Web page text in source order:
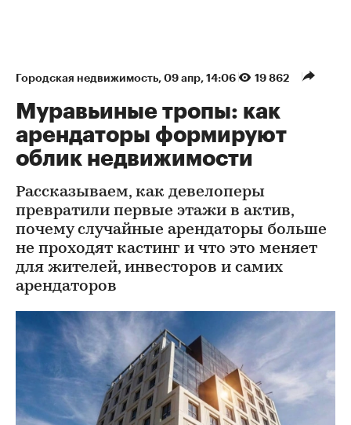
Городская недвижимость 09 апр, 14:06 19 862
Муравьиные тропы: как
арендаторы формируют
облик недвижимости
Рассказываем, как девелоперы
превратили первые этажи в актив,
почему случайные арендаторы больше
не проходят кастинг и что это меняет
для жителей, инвесторов и самих
арендаторов